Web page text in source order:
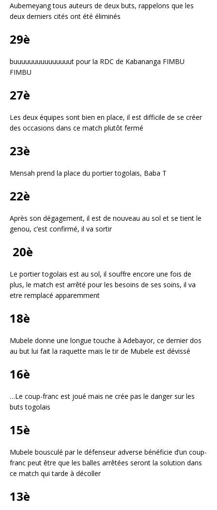
Aubemeyang tous auteurs de deux buts, rappelons que les
deux derniers cités ont été éliminés
29è
buuuuuuuuuuuuuuut pour la RDC de Kabananga FIMBU
FIMBU
27è
Les deux équipes sont bien en place, il est difficile de se créer
des occasions dans ce match plutôt fermé
23è
Mensah prend la place du portier togolais, Baba T
22è
Après son dégagement, il est de nouveau au sol et se tient le
genou, c’est confirmé, il va sortir
20è
Le portier togolais est au sol, il souffre encore une fois de
plus, le match est arrêté pour les besoins de ses soins, il va
etre remplacé apparemment
18è
Mubele donne une longue touche à Adebayor, ce dernier dos
au but lui fait la raquette mais le tir de Mubele est dévissé
16è
…Le coup-franc est joué mais ne crée pas le danger sur les
buts togolais
15è
Mubele bousculé par le défenseur adverse bénéficie d’un coup-
franc peut être que les balles arrêtées seront la solution dans
ce match qui tarde à décoller
13è